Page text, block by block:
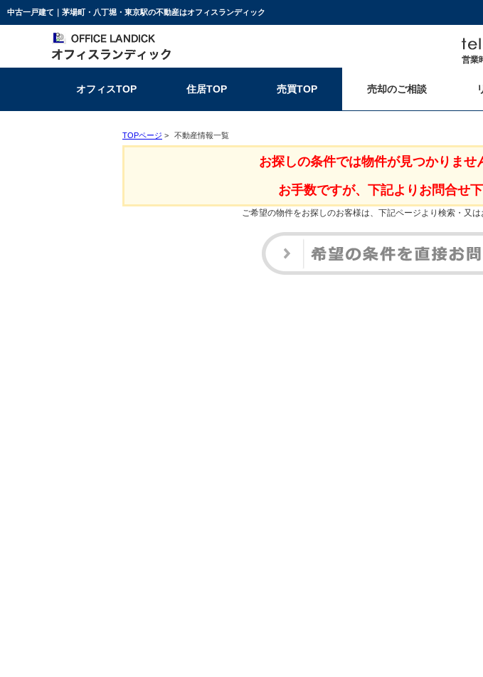
中古一戸建て｜茅場町・八丁堀・東京駅の不動産はオフィスランディック
営業
オフィスTOP 住居TOP 売買TOP 売却のご相談
TOPページ > 不動産情報一覧
お探しの条件では物件が見つかりませ
お手数ですが、下記よりお問合せ下
ご希望の物件をお探しのお客様は、下記ページより検索・又は